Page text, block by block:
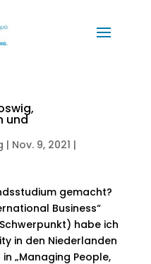
und
| Nov. 9, 2021 |
gemacht?
Business“
habe ich
in den Niederlanden
„Managing People,